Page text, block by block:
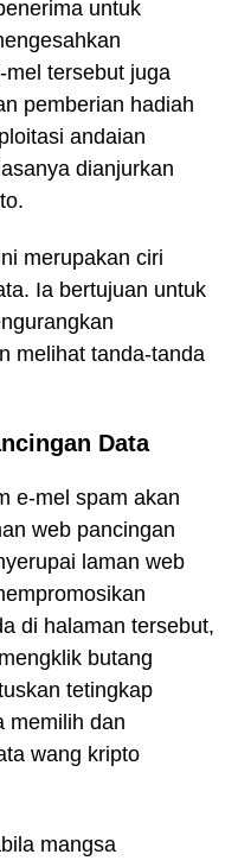
untuk
tersebut juga
pemberian hadiah
andaian
dianjurkan
merupakan ciri
Ia bertujuan untuk
melihat tanda-tanda
Data
e-mel spam akan
web pancingan
laman web
di halaman tersebut,
butang
tetingkap
memilih dan
wang kripto
mangsa